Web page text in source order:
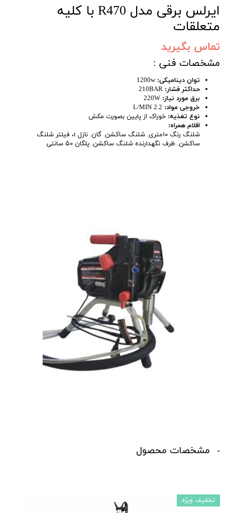
ایرلس برقی مدل R470 با کلیه
متعلقات
تماس بگیرید
مشخصات فنی :
توان دینامیکی: 1200w
حداکثر فشار:
برق مورد نیاز:
خروجی مواد:
نوع تغذیه: خوراک از پایین بصورت مکش
اقلام همراه:
شلنگ رنگ ۱۰متری. شلنگ ساکشن. گان. نازل t، فیلتر شلنگ
ساکشن. ظرف نگهدارنده شلنگ ساکشن. پلگان ۵۰ سانتی
مشخصات محصول
تخفیف ویژه